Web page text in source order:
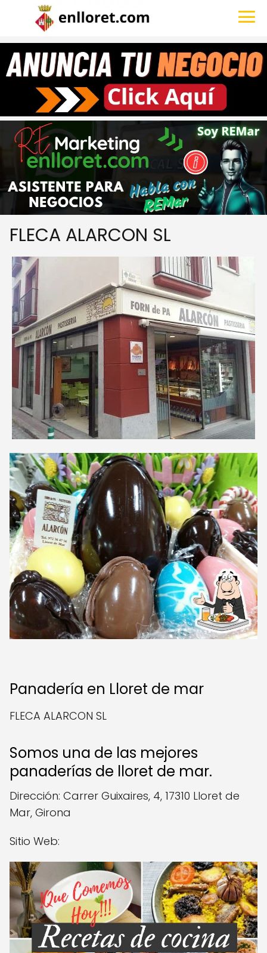
FLECA ALARCON SL
Panadería en Lloret de mar
FLECA ALARCON SL
Somos una de las mejores
panaderías de lloret de mar.
Dirección: Carrer Guixaires, 4, 17310 Lloret de
Mar, Girona
Sitio Web: